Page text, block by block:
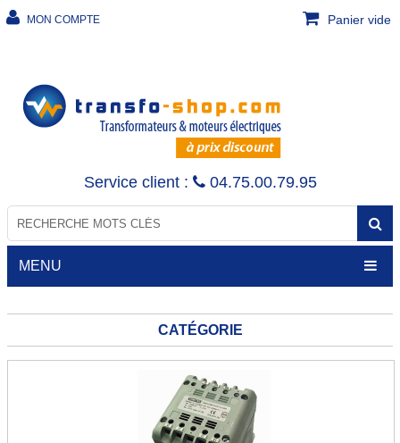
MON COMPTE
Service client : 04.75.00.79.95
MENU
TRANSFORMATEURS
Transfo de sécurité 12 ou 24 V
CATÉGORIE
Panier vide